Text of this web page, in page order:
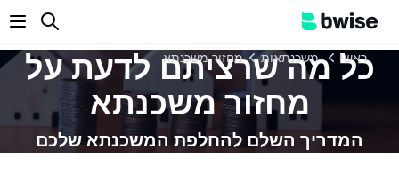
ראשי משכנתאות מחזור משכנתא
כל מה שרציתם לדעת על
מחזור משכנתא
המדריך השלם להחלפת המשכנתא שלכם